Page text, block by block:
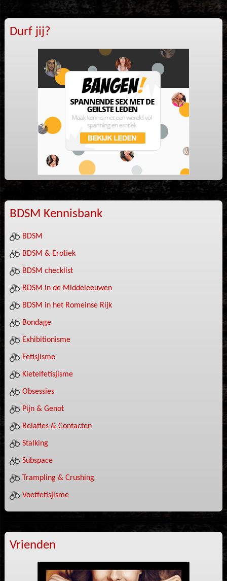
Durf jij?
BDSM Kennisbank
BDSM
BDSM & Erotiek
BDSM checklist
BDSM in de Middeleeuwen
BDSM in het Romeinse Rijk
Bondage
Exhibitionisme
Fetisjisme
Kietelfetisjisme
Obsessies
Pijn & Genot
Relaties & Contacten
Stalking
Subspace
Trampling & Crushing
Voetfetisjisme
Vrienden